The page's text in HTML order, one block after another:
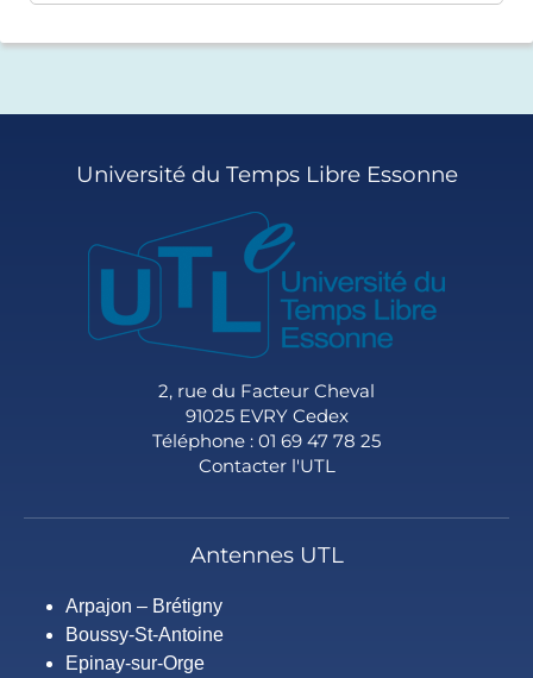
Université du Temps Libre Essonne
2, rue du Facteur Cheval
91025 EVRY Cedex
Téléphone : 01 69 47 78 25
Contacter l'UTL
Antennes UTL
Arpajon – Brétigny
Boussy-St-Antoine
Epinay-sur-Orge